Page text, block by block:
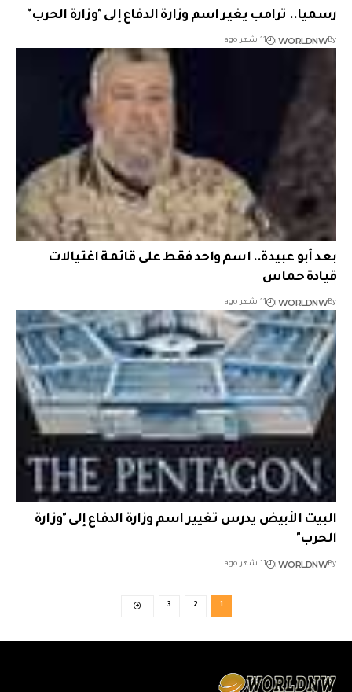
رسميا.. ترامب يغير اسم وزارة الدفاع إلى "وزارة الحرب"
By
WORLDNW 11 شهر ago
بعد أبو عبيدة.. اسم واحد فقط على قائمة اغتيالات
قيادة حماس
By
WORLDNW 11 شهر ago
البيت الأبيض يدرس تغيير اسم وزارة الدفاع إلى "وزارة
الحرب"
By
WORLDNW 11 شهر ago
1
2
3